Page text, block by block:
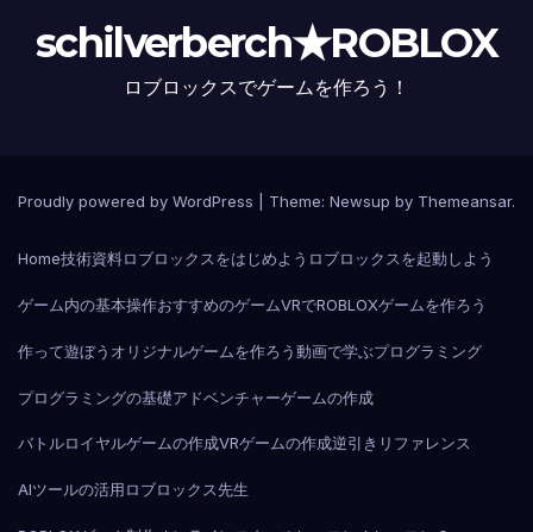
schilverberch★ROBLOX
ロブロックスでゲームを作ろう！
Proudly powered by WordPress Theme: Newsup by Themeansar.
Home技術資料ロブロックスをはじめよう ロブロックスを起動しよう
ゲーム内の基本操作おすすめのゲームVRでROBLOXゲームを作ろう
作って遊ぼう オリジナルゲームを作ろう動画で学ぶプログラミング
プログラミングの基礎アドベンチャーゲームの作成
バトルロイヤルゲームの作成VRゲームの作成逆引きリファレンス
AIツールの活用ロブロックス先生